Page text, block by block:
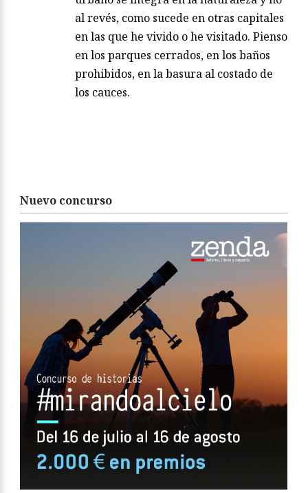
al revés, como sucede en otras capitales
en las que he vivido o he visitado. Pienso
en los parques cerrados, en los baños
prohibidos, en la basura al costado de
los cauces.
Nuevo concurso